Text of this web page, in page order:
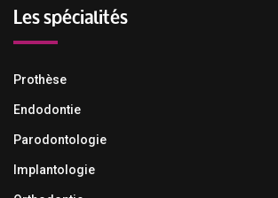
Les spécialités
Prothèse
Endodontie
Parodontologie
Implantologie